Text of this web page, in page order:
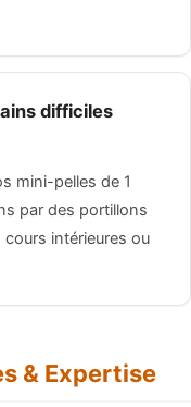
difficiles
mini-pelles de 1
par des portillons
intérieures ou
& Expertise